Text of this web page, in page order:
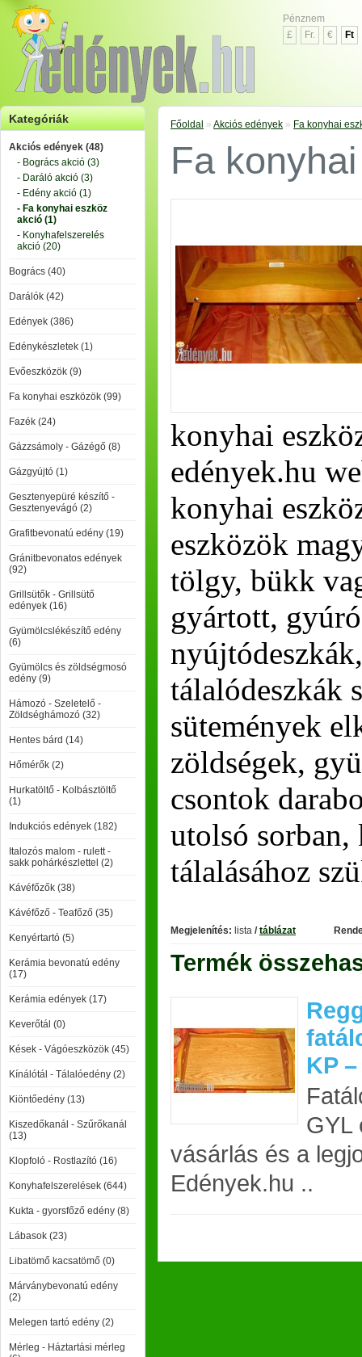
Pénznem
£
Fr. € Ft
Kategóriák
Akciós edények (48)
- Bogrács akció (3)
- Daráló akció (3)
- Edény akció (1)
- Fa konyhai eszköz
akció (1)
- Konyhafelszerelés
akció (20)
Bogrács (40)
Darálók (42)
Edények (386)
Edénykészletek (1)
Evőeszközök (9)
Fa konyhai eszközök (99)
Fazék (24)
Gázzsámoly - Gázégő (8)
Gázgyújtó (1)
Gesztenyepüré készítő -
Gesztenyevágó (2)
Grafitbevonatú edény (19)
Gránitbevonatos edények
(92)
Grillsütők - Grillsütő
edények (16)
Gyümölcslékészítő edény
(6)
Gyümölcs és zöldségmosó
edény (9)
Hámozó - Szeletelő -
Zöldséghámozó (32)
Hentes bárd (14)
Hőmérők (2)
Hurkatöltő - Kolbásztöltő
(1)
Indukciós edények (182)
Italozós malom - rulett -
sakk pohárkészlettel (2)
Kávéfőzők (38)
Kávéfőző - Teafőző (35)
Kenyértartó (5)
Kerámia bevonatú edény
(17)
Kerámia edények (17)
Keverőtál (0)
Kések - Vágóeszközök (45)
Kínálótál - Tálalóedény (2)
Kiöntőedény (13)
Kiszedőkanál - Szűrőkanál
(13)
Klopfoló - Rostlazító (16)
Konyhafelszerelések (644)
Kukta - gyorsfőző edény (8)
Lábasok (23)
Libatömő kacsatömő (0)
Márványbevonatú edény
(2)
Melegen tartó edény (2)
Mérleg - Háztartási mérleg
Főoldal » Akciós edények » Fa konyhai
Fa
konyhai
edények.hu
konyhai
eszközök
tölgy, bükk
gyártott,
tálalódeszkák
sütemények
zöldségek,
csontok
utolsó sorban,
tálalásához
Megjelenítés: lista / táblázat
Termék
KP
GYL
vásárlás és a
Edények.hu ..